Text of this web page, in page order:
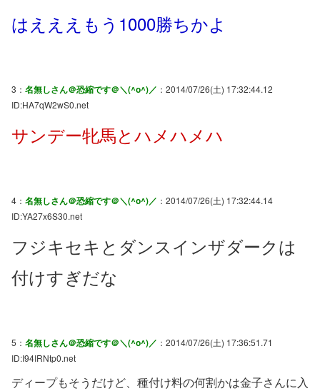
はえええもう1000勝ちかよ
3： 名無しさん＠恐縮です＠＼(^o^)／ ：2014/07/26(土) 17:32:44.12
ID:HA7qW2wS0.net
サンデー牝馬とハメハメハ
4： 名無しさん＠恐縮です＠＼(^o^)／ ：2014/07/26(土) 17:32:44.14
ID:YA27x6S30.net
フジキセキとダンスインザダークは
付けすぎだな
5： 名無しさん＠恐縮です＠＼(^o^)／ ：2014/07/26(土) 17:36:51.71
ID:I94IRNtp0.net
ディープもそうだけど、種付け料の何割かは金子さんに入